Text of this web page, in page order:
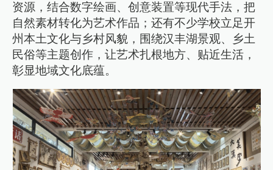
资源，结合数字绘画、创意装置等现代手法，把
自然素材转化为艺术作品；还有不少学校立足开
州本土文化与乡村风貌，围绕汉丰湖景观、乡土
民俗等主题创作，让艺术扎根地方、贴近生活，
彰显地域文化底蕴。